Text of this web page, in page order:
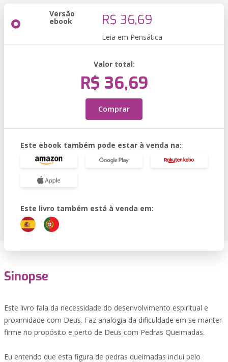
Versão
ebook R$ 36,69
Leia em Pensática
Valor total:
R$ 36,69
Comprar
Este ebook também pode estar à venda na:
Este livro também está à venda em:
Sinopse
Este livro fala da necessidade do desenvolvimento espiritual e
proximidade com Deus. Faz analogia da dificuldade em se manter
firme no propósito e perto de Deus com Pedras Queimadas.
Eu entendo que esta figura de pedras queimadas inclui pelo